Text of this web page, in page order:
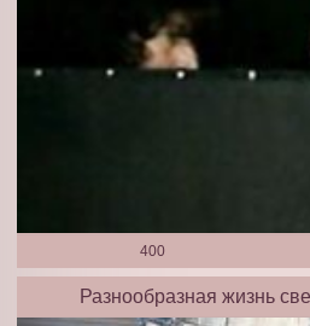
400
Разнообразная жизнь